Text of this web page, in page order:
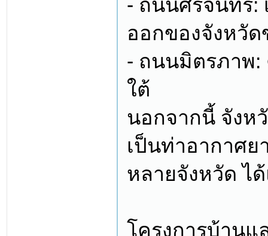
- ถนนศรีจันทร์:
ออกของจังหวัด
- ถนนมิตรภาพ:
ใต้
นอกจากนี้ จังห
เป็นท่าอากาศย
หลายจังหวัด ไ
โครงการบ้าน